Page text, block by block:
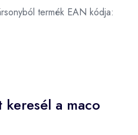
termék EAN kódja:
a maco